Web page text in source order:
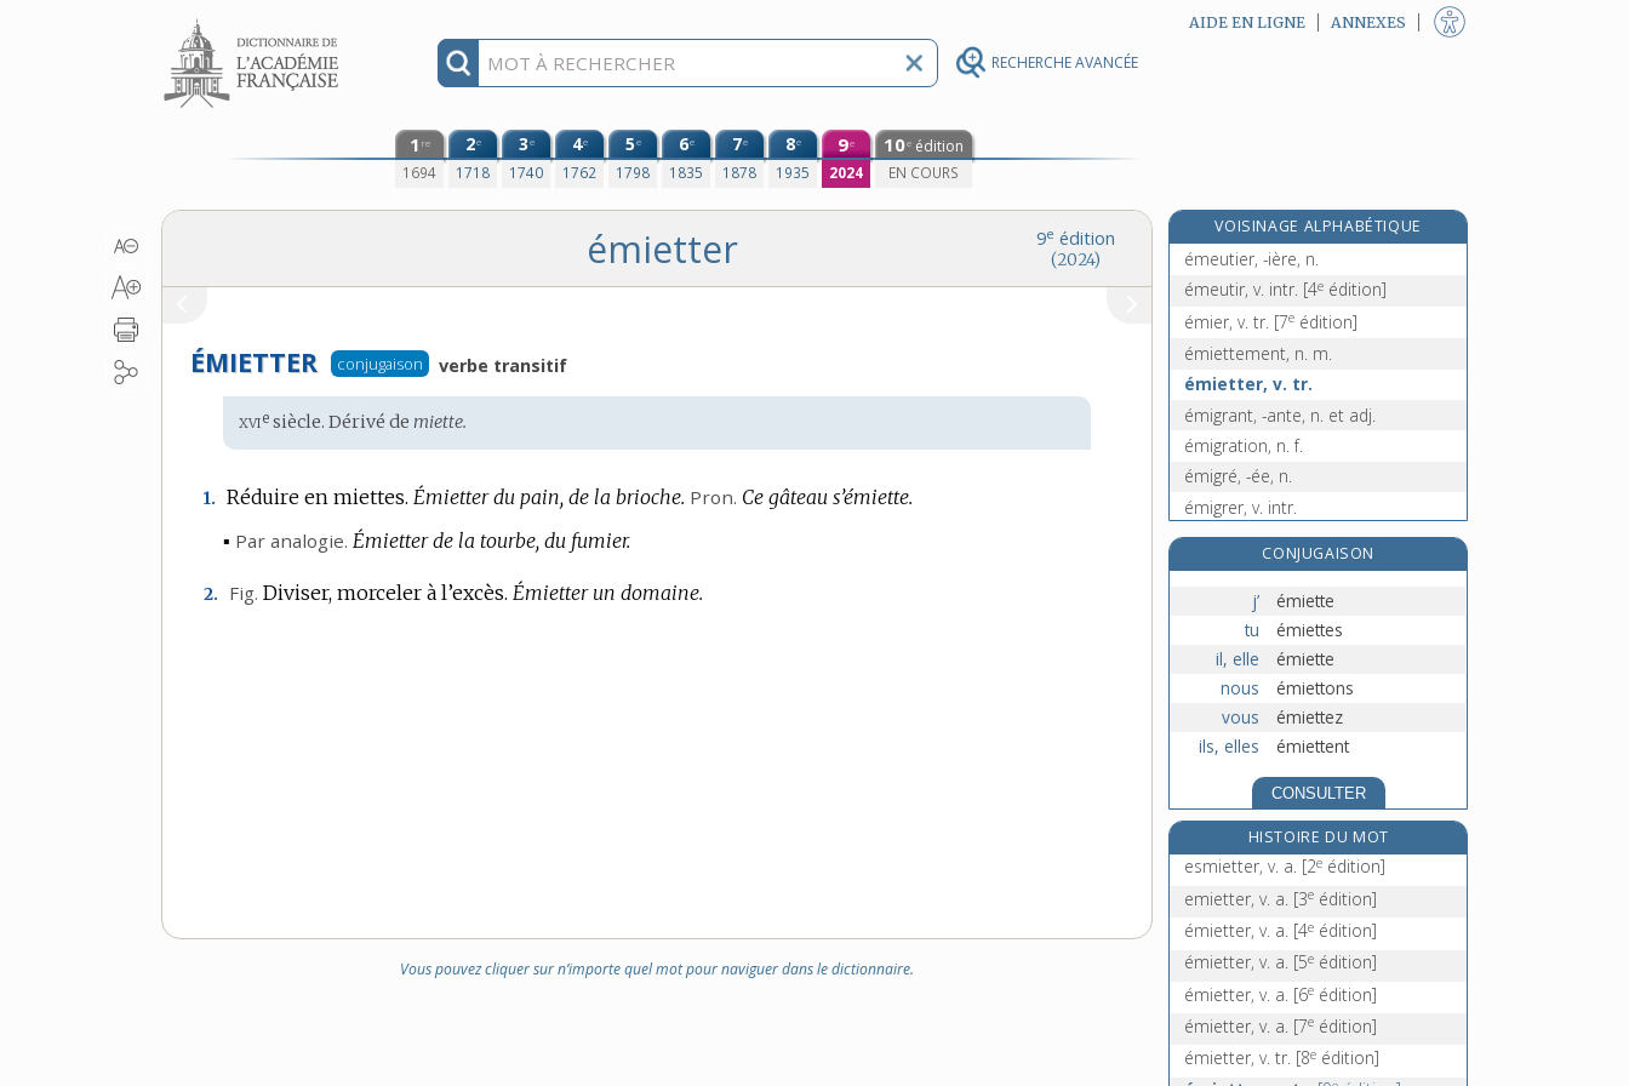
RECHERCHE AVANCÉE
Aller au contenu AIDE EN LIGNE ANNEXES
1 re
1694
2e
1718
3e
1740
4e
1762
5e
1798
6e
1835
7e
1878
8e
1935
9e
2024
10e édition
EN COURS
9e édition
(2024)
émietter
ÉMIETTER conjugaison verbe transitif
Étymologie
:
xvie siècle. Dérivé demiette.
1. Réduire en miettes. Émietter du pain, de la brioche. Pron. Ce gâteau s’émiette.
▪ Par analogie. Émietter de la tourbe, du fumier.
2. Fig. Diviser, morceler à l’excès. Émietter un domaine.
Vous pouvez cliquer sur n’importe quel mot pour naviguer dans le dictionnaire.
VOISINAGE ALPHABÉTIQUE
émeute, n. f.
émeutier, -ière, n.
émeutir, v. intr. [4e édition]
émier, v. tr. [7e édition]
émiettement, n. m.
émietter, v. tr.
émigrant, -ante, n. et adj.
émigration, n. f.
émigré, -ée, n.
émigrer, v. intr.
émincé, -ée, adj. et n.
émincer, v. tr.
éminemment, adv.
éminence, n. f.
éminent, -ente, adj.
CONJUGAISON
j’
émiette
tu
émiettes
il, elle
émiette
nous
émiettons
vous
émiettez
ils, elles
émiettent
CONSULTER
HISTOIRE DU MOT
esmietter, v. a. [2e édition]
emietter, v. a. [3e édition]
émietter, v. a. [4e édition]
émietter, v. a. [5e édition]
émietter, v. a. [6e édition]
émietter, v. a. [7e édition]
émietter, v. tr. [8e édition]